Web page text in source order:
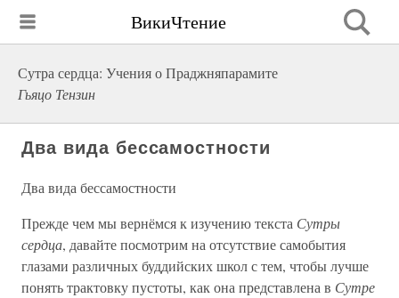
ВикиЧтение
Сутра сердца: Учения о Праджняпарамите
Гьяцо Тензин
Два вида бессамостности
Два вида бессамостности
Прежде чем мы вернёмся к изучению текста Сутры
сердца, давайте посмотрим на отсутствие самобытия
глазами различных буддийских школ с тем, чтобы лучше
понять трактовку пустоты, как она представлена в Сутре